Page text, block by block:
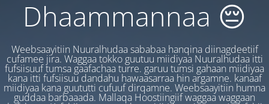
Dhaammannaa 😔
Weebsaayitiin Nuuralhudaa sababaa hanqina diinagdeetiif
cufamee jira. Waggaa tokko guutuu miidiyaa Nuuralhudaa itti
fufsiisuuf tumsa gaafachaa turre. garuu tumsi gahaan miidiyaa
kana itti fufsiisuu dandahu hawaasarraa hin argamne. kanaaf
miidiyaa kana guututti cufuuf dirqamne. Weebsaayitiin humna
guddaa barbaaada. Mallaqa Hoostiingiif waggaa waggaan